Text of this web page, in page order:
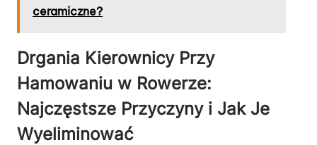
ceramiczne?
Drgania Kierownicy Przy
Hamowaniu w Rowerze:
Najczęstsze Przyczyny i Jak Je
Wyeliminować